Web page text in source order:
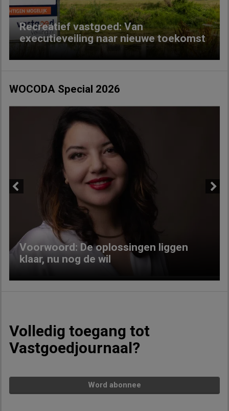
Recreatief vastgoed: Van
executieveiling naar nieuwe toekomst
WOCODA Special 2026
Voorwoord: De oplossingen liggen
klaar, nu nog de wil
Volledig toegang tot
Vastgoedjournaal?
Word abonnee